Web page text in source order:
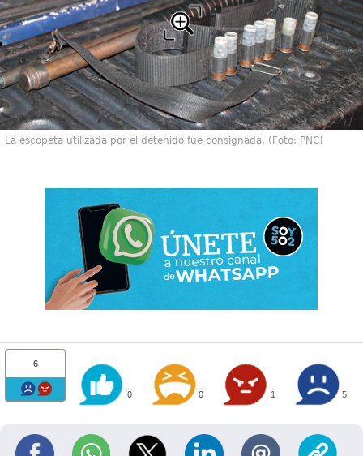
La escopeta utilizada por el detenido fue consignada. (Foto: PNC)
6
0 0 1 5